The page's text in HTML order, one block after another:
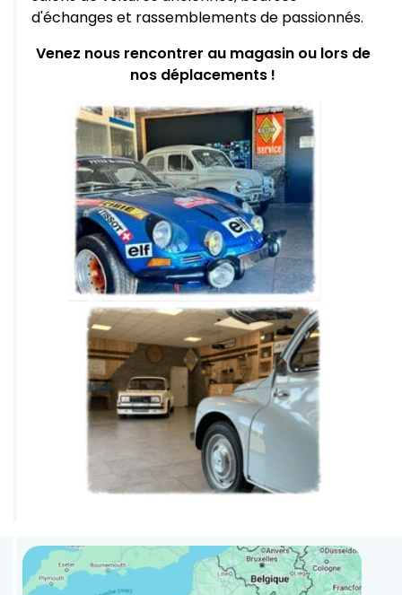
d'échanges et rassemblements de passionnés.
Venez nous rencontrer au magasin ou lors de
nos déplacements !